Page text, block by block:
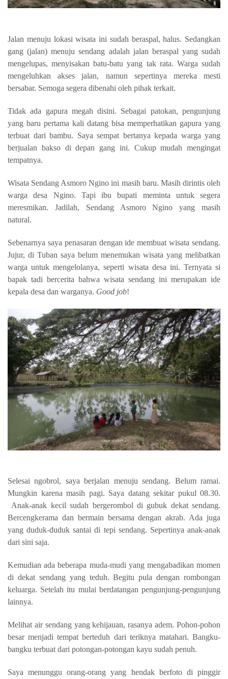
Jalan menuju lokasi wisata ini sudah beraspal, halus. Sedangkan
gang (jalan) menuju sendang adalah jalan beraspal yang sudah
mengelupas, menyisakan batu-batu yang tak rata. Warga sudah
mengeluhkan akses jalan, namun sepertinya mereka mesti
bersabar. Semoga segera dibenahi oleh pihak terkait.
Tidak ada gapura megah disini. Sebagai patokan, pengunjung
yang baru pertama kali datang bisa memperhatikan gapura yang
terbuat dari bambu. Saya sempat bertanya kepada warga yang
berjualan bakso di depan gang ini. Cukup mudah mengingat
tempatnya.
Wisata Sendang Asmoro Ngino ini masih baru. Masih dirintis oleh
warga desa Ngino. Tapi ibu bupati meminta untuk segera
meresmikan. Jadilah, Sendang Asmoro Ngino yang masih
natural.
Sebenarnya saya penasaran dengan ide membuat wisata sendang.
Jujur, di Tuban saya belum menemukan wisata yang melibatkan
warga untuk mengelolanya, seperti wisata desa ini. Ternyata si
bapak tadi bercerita bahwa wisata sendang ini merupakan ide
kepala desa dan warganya. Good job!
Selesai ngobrol, saya berjalan menuju sendang. Belum ramai.
Mungkin karena masih pagi. Saya datang sekitar pukul 08.30.
Anak-anak kecil sudah bergerombol di gubuk dekat sendang.
Bercengkerama dan bermain bersama dengan akrab. Ada juga
yang duduk-duduk santai di tepi sendang. Sepertinya anak-anak
dari sini saja.
Kemudian ada beberapa muda-mudi yang mengabadikan momen
di dekat sendang yang teduh. Begitu pula dengan rombongan
keluarga. Setelah itu mulai berdatangan pengunjung-pengunjung
lainnya.
Melihat air sendang yang kehijauan, rasanya adem. Pohon-pohon
besar menjadi tempat berteduh dari teriknya matahari. Bangku-
bangku terbuat dari potongan-potongan kayu sudah penuh.
Saya menunggu orang-orang yang hendak berfoto di pinggir